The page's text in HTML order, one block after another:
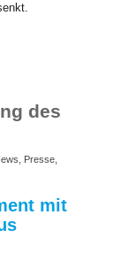
des
Presse,
mit